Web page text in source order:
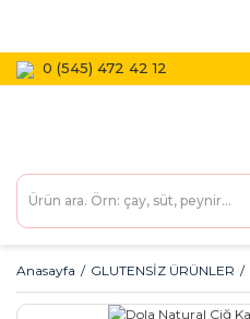
0 (545) 472 42 12
Anasayfa GLUTENSİZ ÜRÜNLER